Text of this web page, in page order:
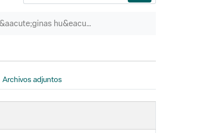
P&aacute;ginas hu&eacute;rfanas
Archivos adjuntos